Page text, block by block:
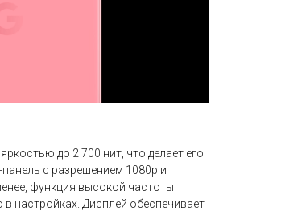
до 2 700 нит, что делает его
с разрешением 1080p и
функция высокой частоты
настройках. Дисплей обеспечивает